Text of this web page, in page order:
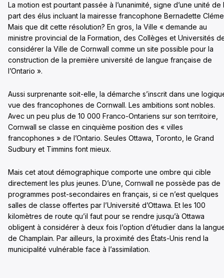
La motion est pourtant passée à l’unanimité, signe d’une unité de
part des élus incluant la mairesse francophone Bernadette
Mais que dit cette résolution? En gros, la Ville « demande au
ministre provincial de la Formation, des Collèges et Universités
considérer la Ville de Cornwall comme un site possible pour la
construction de la première université de langue française de
l’Ontario ».
Aussi surprenante soit-elle, la démarche s’inscrit dans une
vue des francophones de Cornwall. Les ambitions sont nobles.
Avec un peu plus de 10 000 Franco-Ontariens sur son territoire,
Cornwall se classe en cinquième position des « villes
francophones » de l’Ontario. Seules Ottawa, Toronto, le Grand
Sudbury et Timmins font mieux.
Mais cet atout démographique comporte une ombre qui cible
directement les plus jeunes. D’une, Cornwall ne possède pas de
programmes post-secondaires en français, si ce n’est quelques
salles de classe offertes par l’Université d’Ottawa. Et les 100
kilomètres de route qu’il faut pour se rendre jusqu’à Ottawa
obligent à considérer à deux fois l’option d’étudier dans la
de Champlain. Par ailleurs, la proximité des États-Unis rend la
municipalité vulnérable face à l’assimilation.